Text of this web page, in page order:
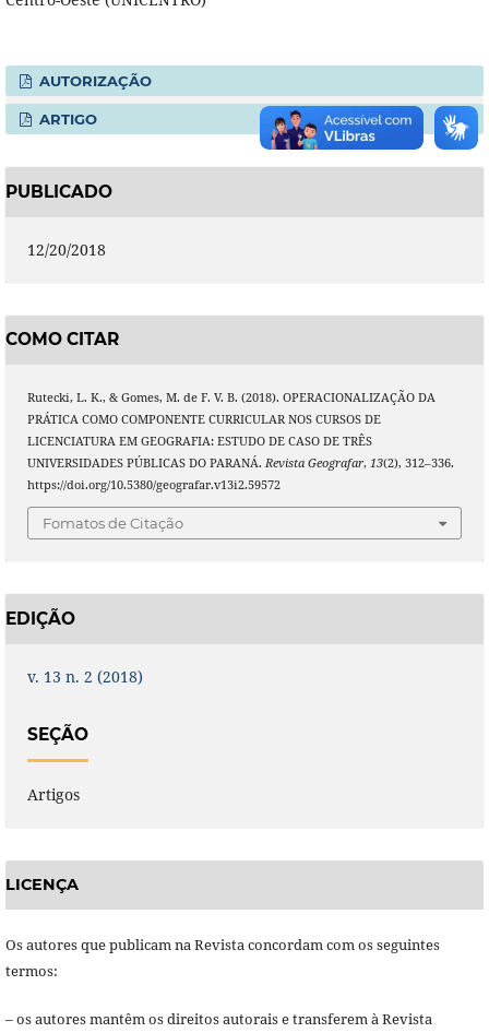
AUTORIZAÇÃO
ARTIGO
PUBLICADO
12/20/2018
COMO CITAR
Rutecki, L. K., & Gomes, M. de F. V. B. (2018). OPERACIONALIZAÇÃO DA
PRÁTICA COMO COMPONENTE CURRICULAR NOS CURSOS DE
LICENCIATURA EM GEOGRAFIA: ESTUDO DE CASO DE TRÊS
UNIVERSIDADES PÚBLICAS DO PARANÁ. Revista Geografar, 13(2), 312–336.
https://doi.org/10.5380/geografar.v13i2.59572
Fomatos de Citação
EDIÇÃO
v. 13 n. 2 (2018)
SEÇÃO
Artigos
LICENÇA
Os autores que publicam na Revista concordam com os seguintes
termos:
– os autores mantêm os direitos autorais e transferem à Revista